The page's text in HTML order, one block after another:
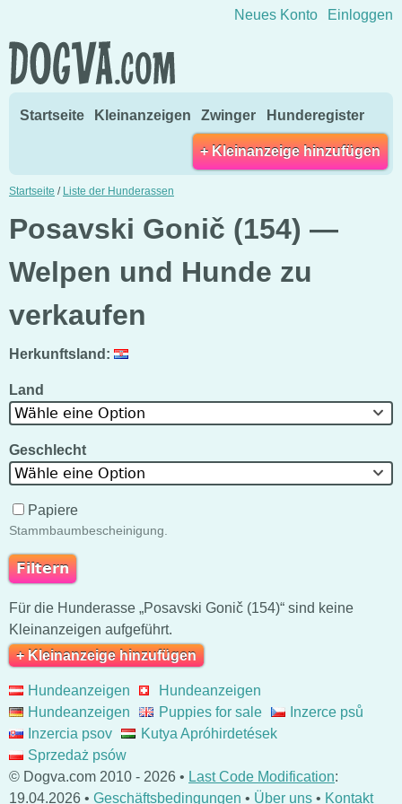
Direkt zum Inhalt wechseln
Neues Konto Einloggen
Startseite Kleinanzeigen Zwinger Hunderegister
+ Kleinanzeige hinzufügen
Startseite / Liste der Hunderassen
Posavski Gonič (154) —
Welpen und Hunde zu
verkaufen
Herkunftsland:
Land
Wähle eine Option
Geschlecht
Wähle eine Option
Papiere
Stammbaumbescheinigung.
Für die Hunderasse „Posavski Gonič (154)“ sind keine
Kleinanzeigen aufgeführt.
+ Kleinanzeige hinzufügen
Hundeanzeigen
Hundeanzeigen
Hundeanzeigen
Puppies for sale
Inzerce psů
Inzercia psov
Kutya Apróhirdetések
Sprzedaż psów
© Dogva.com 2010 - 2026 • Last Code Modification:
19.04.2026 • Geschäftsbedingungen • Über uns • Kontakt